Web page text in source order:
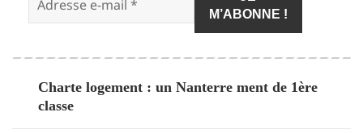
Article
précédent :
Charte logement : un Nanterre ment de 1ère
classe